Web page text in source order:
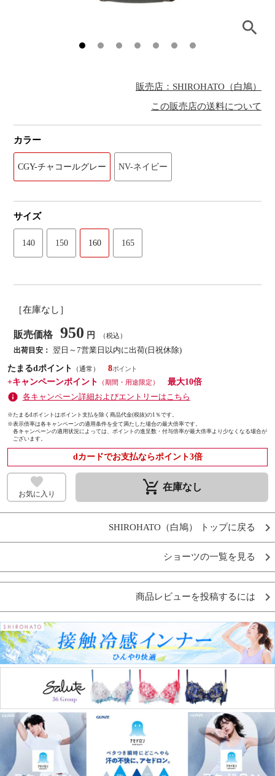
販売店：SHIROHATO（白鳩）
この販売店の送料について
カラー
CGY-チャコールグレー NV-ネイビー
サイズ
140 150 160 165
［在庫なし］
販売価格 950 円 （税込）
出荷目安： 翌日～7営業日以内に出荷(日祝休除)
たまるdポイント
（通常）
8
+キャンペーンポイント
（期間・用途限定）
最大10倍
各キャンペーン詳細およびエントリーはこちら
※たまるdポイントはポイント支払を除く商品代金(税抜)の1％です。
※表示倍率は各キャンペーンの適用条件を全て満たした場合の最大倍率です。
各キャンペーンの適用状況によっては、ポイントの進呈数・付与倍率が最大倍率より少なくなる場合が
ございます。
dカードでお支払ならポイント3倍
お気に入り remove_shopping_cart 在庫なし
SHIROHATO（白鳩） トップに戻る
ショーツの一覧を見る
商品レビューを投稿するには